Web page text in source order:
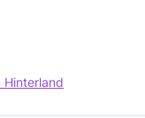
Hinterland